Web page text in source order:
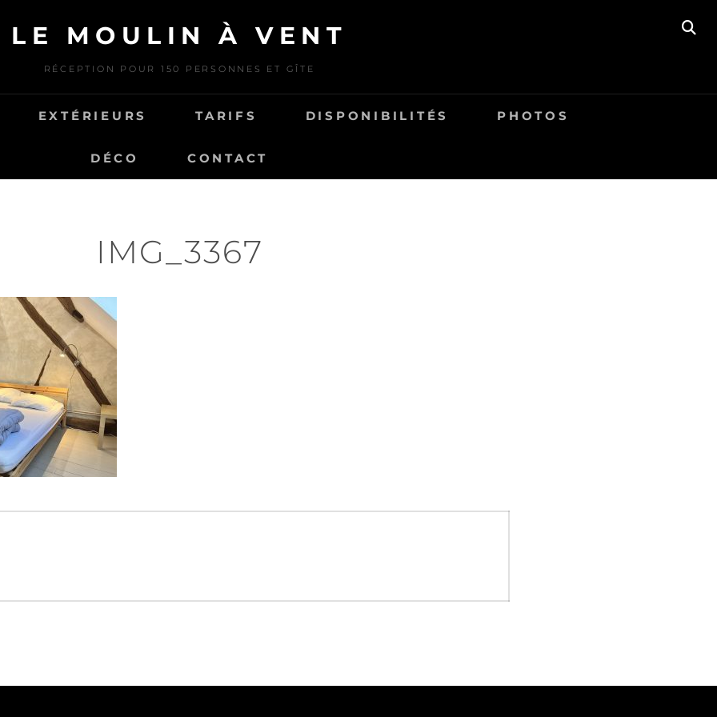
LE MOULIN À VENT
RÉCEPTION POUR 150 PERSONNES ET GÎTE
EXTÉRIEURS TARIFS DISPONIBILITÉS PHOTOS
DÉCO CONTACT
IMG_3367